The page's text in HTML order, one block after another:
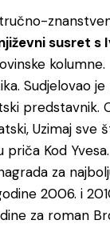
susret s
Sudjelovao
predstavnik.
Uzimaj
Kod
za
2006. i
za roman